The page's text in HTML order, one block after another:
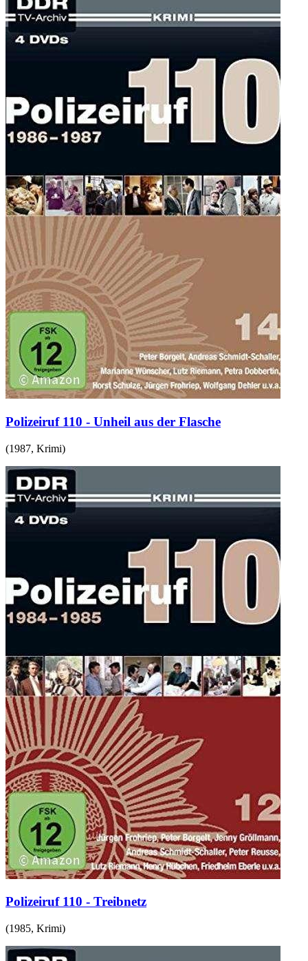
Polizeiruf 110 - Unheil aus der Flasche
(1987, Krimi)
Polizeiruf 110 - Treibnetz
(1985, Krimi)